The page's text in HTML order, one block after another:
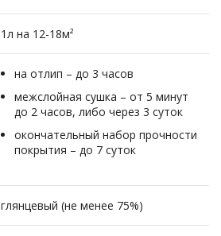
1л на 12-18м²
на отлип – до 3 часов
межслойная сушка – от 5 минут
до 2 часов, либо через 3 суток
окончательный набор прочности
покрытия – до 7 суток
глянцевый (не менее 75%)